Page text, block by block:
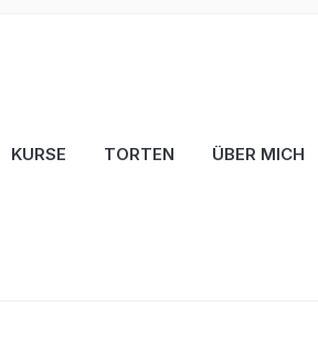
KURSE TORTEN ÜBER MICH